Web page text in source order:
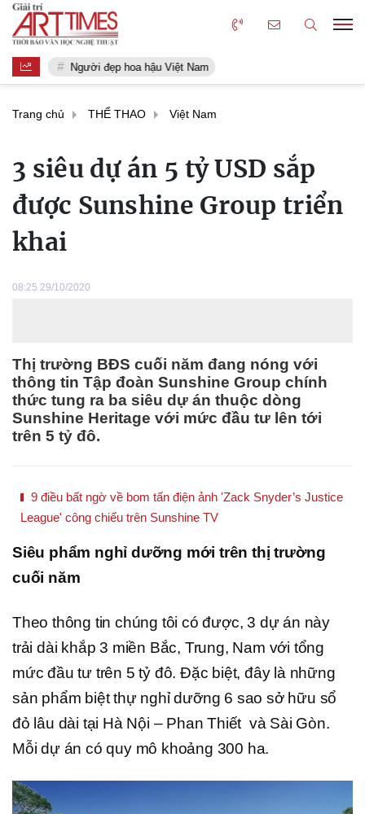
Người đẹp hoa hậu Việt Nam
Trang chủ THỂ THAO Việt Nam
3 siêu dự án 5 tỷ USD sắp
được Sunshine Group triển
khai
08:25 29/10/2020
Thị trường BĐS cuối năm đang nóng với
thông tin Tập đoàn Sunshine Group chính
thức tung ra ba siêu dự án thuộc dòng
Sunshine Heritage với mức đầu tư lên tới
trên 5 tỷ đô.
9 điều bất ngờ về bom tấn điện ảnh 'Zack Snyder’s Justice
League' công chiếu trên Sunshine TV
Siêu phẩm nghỉ dưỡng mới trên thị trường
cuối năm
Theo thông tin chúng tôi có được, 3 dự án này
trải dài khắp 3 miền Bắc, Trung, Nam với tổng
mức đầu tư trên 5 tỷ đô. Đặc biệt, đây là những
sản phẩm biệt thự nghỉ dưỡng 6 sao sở hữu sổ
đỏ lâu dài tại Hà Nội – Phan Thiết và Sài Gòn.
Mỗi dự án có quy mô khoảng 300 ha.